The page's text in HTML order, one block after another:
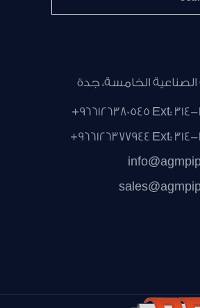
الصناعية الخامسة، جدة
+966126380545 Ext:
+966126377944 Ext: